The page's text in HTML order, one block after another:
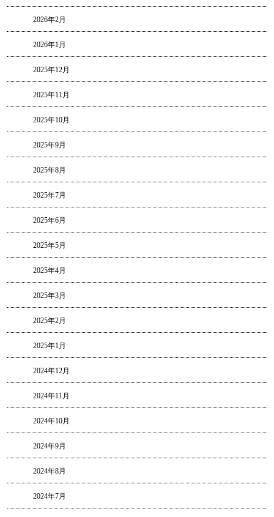
2026年2月
2026年1月
2025年12月
2025年11月
2025年10月
2025年9月
2025年8月
2025年7月
2025年6月
2025年5月
2025年4月
2025年3月
2025年2月
2025年1月
2024年12月
2024年11月
2024年10月
2024年9月
2024年8月
2024年7月